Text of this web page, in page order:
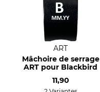
ART
Mâchoire de serrage
ART pour Blackbird
11,90